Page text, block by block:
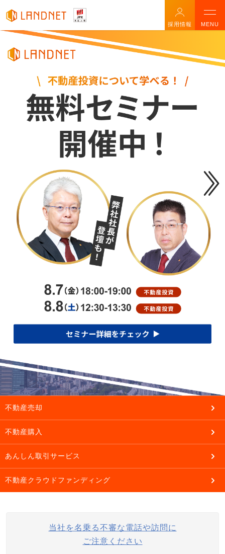
採用情報 MENU
不動産売却
不動産購入
あんしん取引サービス
不動産クラウドファンディング
当社を名乗る不審な電話や訪問に
ご注意ください